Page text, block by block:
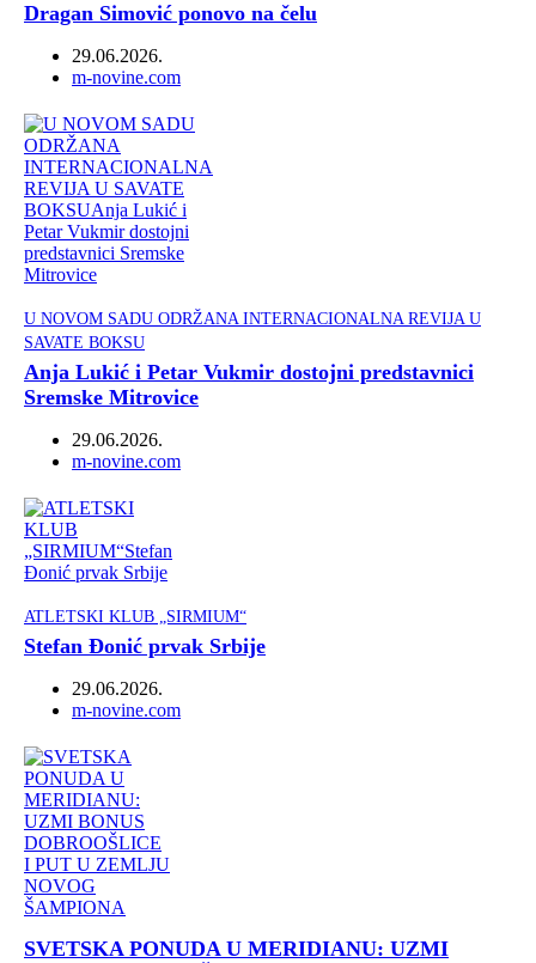
Dragan Simović ponovo na čelu
29.06.2026.
Author
m-novine.com
U NOVOM SADU ODRŽANA INTERNACIONALNA REVIJA U
SAVATE BOKSU
Anja Lukić i Petar Vukmir dostojni predstavnici
Sremske Mitrovice
29.06.2026.
Author
m-novine.com
ATLETSKI KLUB „SIRMIUM“
Stefan Đonić prvak Srbije
29.06.2026.
Author
m-novine.com
SVETSKA PONUDA U MERIDIANU: UZMI